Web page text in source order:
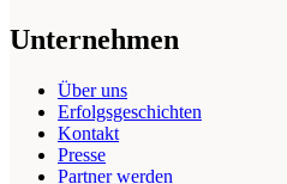
Unternehmen
Über uns
Erfolgsgeschichten
Kontakt
Presse
Partner werden